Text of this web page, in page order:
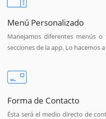
Menú Personalizado
Manejamos diferentes menús
secciones de la app. Lo hacemos
Forma de Contacto
Ésta será el medio directo de